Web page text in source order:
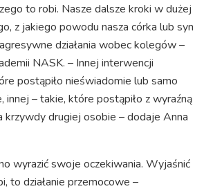
to robi. Nasze dalsze kroki w dużej
z jakiego powodu nasza córka lub syn
działania wobec kolegów –
NASK. – Innej interwencji
postąpiło nieświadomie lub samo
innej – takie, które postąpiło z wyraźną
krzywdy drugiej osobie – dodaje Anna
wyrazić swoje oczekiwania. Wyjaśnić
to działanie przemocowe –